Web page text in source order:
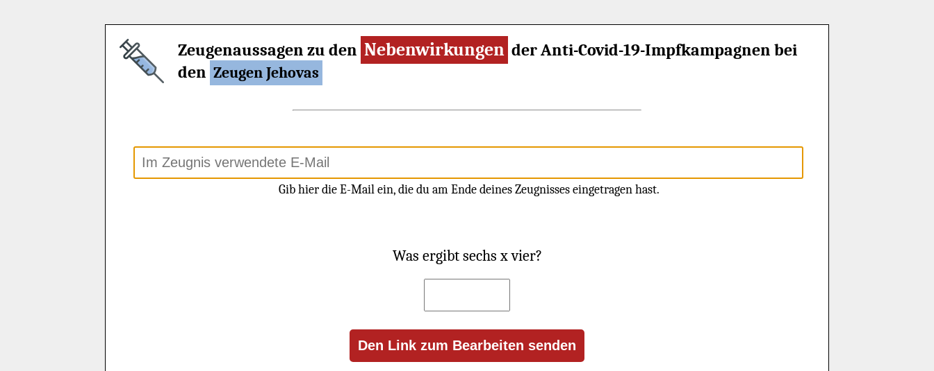
Zeugenaussagen zu den Nebenwirkungen der Anti-Covid-19-Impfkampagnen bei
den Zeugen Jehovas
Gib hier die E-Mail ein, die du am Ende deines Zeugnisses eingetragen hast.
Was ergibt sechs x vier?